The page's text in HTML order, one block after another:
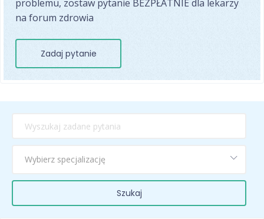
problemu, zostaw pytanie BEZPŁATNIE dla lekarzy
na forum zdrowia
Zadaj pytanie
Szukaj